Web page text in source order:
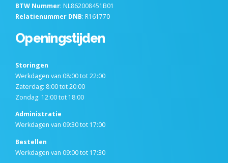
BTW Nummer: NL862008451B01
Relatienummer DNB: R161770
Openingstijden
Storingen
Werkdagen van 08:00 tot 22:00
Zaterdag: 8:00 tot 20:00
Zondag: 12:00 tot 18:00
Administratie
Werkdagen van 09:30 tot 17:00
Bestellen
Werkdagen van 09:00 tot 17:30